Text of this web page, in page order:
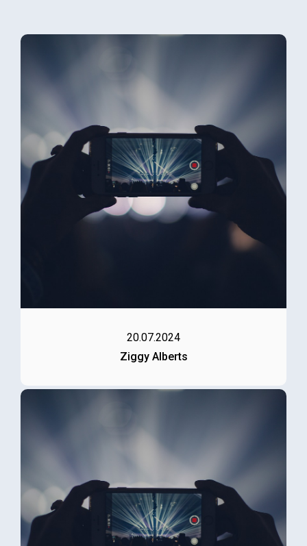
20.07.2024
Ziggy Alberts